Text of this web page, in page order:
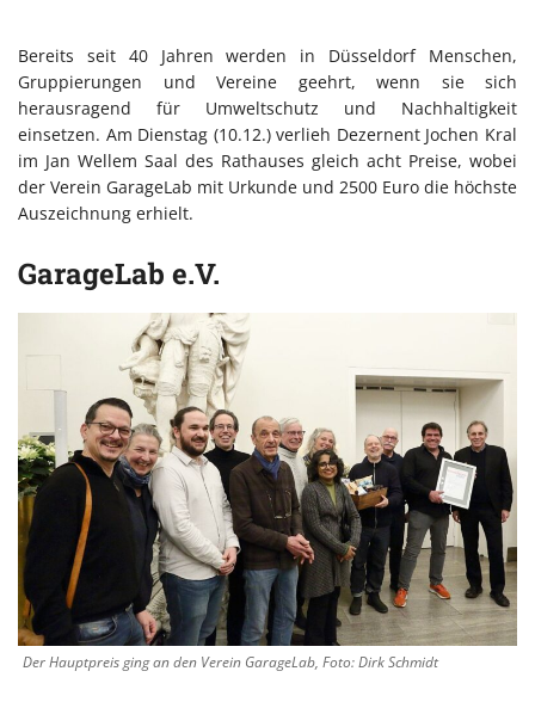
Bereits seit 40 Jahren werden in Düsseldorf Menschen,
Gruppierungen und Vereine geehrt, wenn sie sich
herausragend für Umweltschutz und Nachhaltigkeit
einsetzen. Am Dienstag (10.12.) verlieh Dezernent Jochen Kral
im Jan Wellem Saal des Rathauses gleich acht Preise, wobei
der Verein GarageLab mit Urkunde und 2500 Euro die höchste
Auszeichnung erhielt.
GarageLab e.V.
Der Hauptpreis ging an den Verein GarageLab, Foto: Dirk Schmidt